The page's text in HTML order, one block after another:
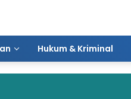
Hukum & Kriminal